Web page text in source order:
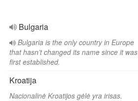
Bulgaria
Bulgaria is the only country in Europe
that hasn’t changed its name since it was
first established.
Kroatija
Nacionalinė Kroatijos gėlė yra irisas.